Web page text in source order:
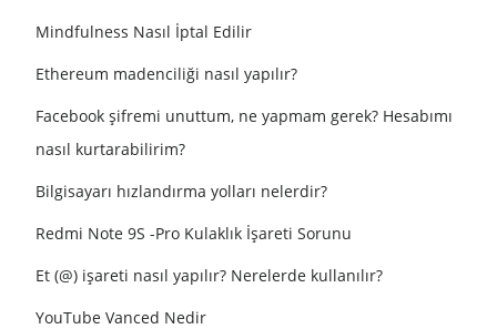
Mindfulness Nasıl İptal Edilir
Ethereum madenciliği nasıl yapılır?
Facebook şifremi unuttum, ne yapmam gerek? Hesabımı
nasıl kurtarabilirim?
Bilgisayarı hızlandırma yolları nelerdir?
Redmi Note 9S -Pro Kulaklık İşareti Sorunu
Et (@) işareti nasıl yapılır? Nerelerde kullanılır?
YouTube Vanced Nedir